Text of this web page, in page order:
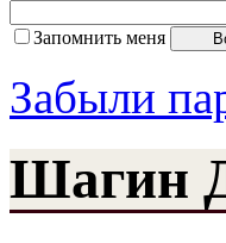
Запомнить меня
Забыли
Шагин